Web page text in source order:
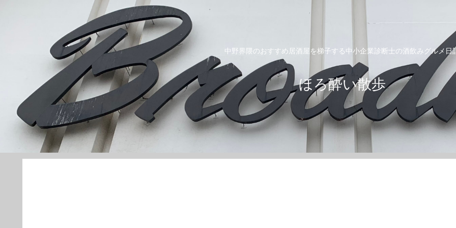
中野界隈のおすすめ居酒屋を梯子する中小企業診断士の酒飲みグルメ日
ほろ酔い散歩